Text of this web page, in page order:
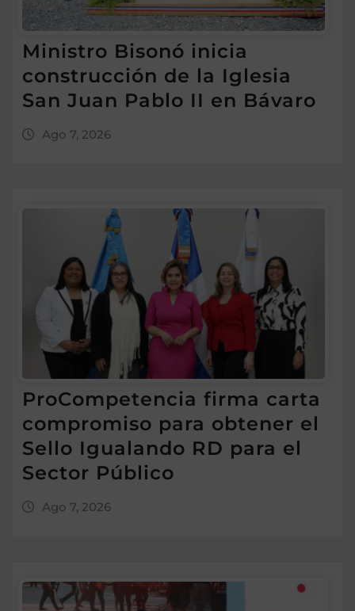
Ministro Bisonó inicia
construcción de la Iglesia
San Juan Pablo II en Bávaro
Ago 7, 2026
ProCompetencia firma carta
compromiso para obtener el
Sello Igualando RD para el
Sector Público
Ago 7, 2026